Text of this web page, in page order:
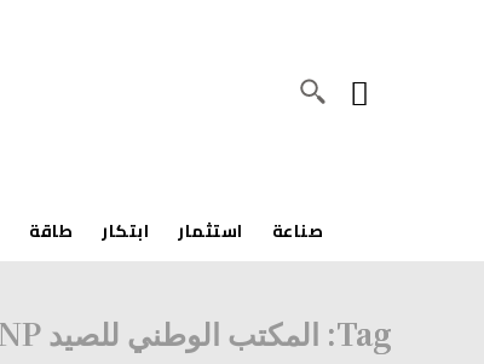
صناعة استثمار ابتكار طاقة
Tag: المكتب الوطني للصيد ONP